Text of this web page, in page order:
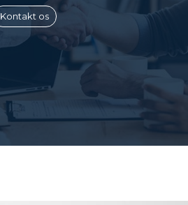
Kontakt os